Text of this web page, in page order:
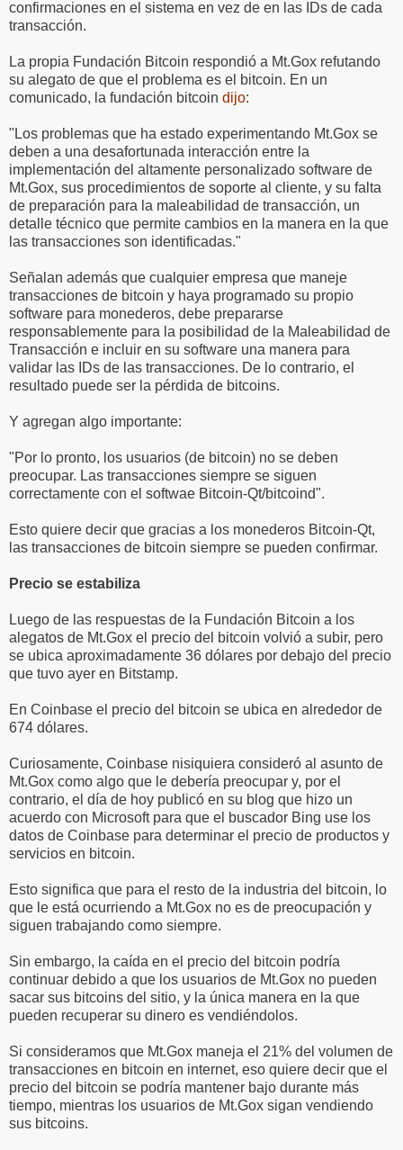
confirmaciones en el sistema en vez de en las IDs de cada
transacción.
La propia Fundación Bitcoin respondió a Mt.Gox refutando
su alegato de que el problema es el bitcoin. En un
comunicado, la fundación bitcoin dijo:
"Los problemas que ha estado experimentando Mt.Gox se
deben a una desafortunada interacción entre la
implementación del altamente personalizado software de
Mt.Gox, sus procedimientos de soporte al cliente, y su falta
de preparación para la maleabilidad de transacción, un
detalle técnico que permite cambios en la manera en la que
las transacciones son identificadas."
Señalan además que cualquier empresa que maneje
transacciones de bitcoin y haya programado su propio
software para monederos, debe prepararse
responsablemente para la posibilidad de la Maleabilidad de
Transacción e incluir en su software una manera para
validar las IDs de las transacciones. De lo contrario, el
resultado puede ser la pérdida de bitcoins.
Y agregan algo importante:
"Por lo pronto, los usuarios (de bitcoin) no se deben
preocupar. Las transacciones siempre se siguen
correctamente con el softwae Bitcoin-Qt/bitcoind".
Esto quiere decir que gracias a los monederos Bitcoin-Qt,
las transacciones de bitcoin siempre se pueden confirmar.
Precio se estabiliza
Luego de las respuestas de la Fundación Bitcoin a los
alegatos de Mt.Gox el precio del bitcoin volvió a subir, pero
se ubica aproximadamente 36 dólares por debajo del precio
que tuvo ayer en Bitstamp.
En Coinbase el precio del bitcoin se ubica en alrededor de
674 dólares.
Curiosamente, Coinbase nisiquiera consideró al asunto de
Mt.Gox como algo que le debería preocupar y, por el
contrario, el día de hoy publicó en su blog que hizo un
acuerdo con Microsoft para que el buscador Bing use los
datos de Coinbase para determinar el precio de productos y
servicios en bitcoin.
Esto significa que para el resto de la industria del bitcoin, lo
que le está ocurriendo a Mt.Gox no es de preocupación y
siguen trabajando como siempre.
Sin embargo, la caída en el precio del bitcoin podría
continuar debido a que los usuarios de Mt.Gox no pueden
sacar sus bitcoins del sitio, y la única manera en la que
pueden recuperar su dinero es vendiéndolos.
Si consideramos que Mt.Gox maneja el 21% del volumen de
transacciones en bitcoin en internet, eso quiere decir que el
precio del bitcoin se podría mantener bajo durante más
tiempo, mientras los usuarios de Mt.Gox sigan vendiendo
sus bitcoins.